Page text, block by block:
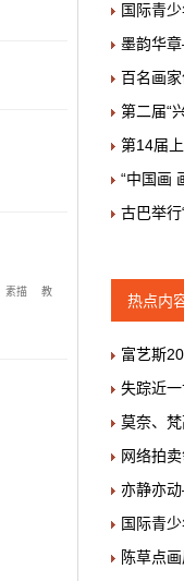
素描
教
国际青
墨韵华
百名画
第二届“
第14届
“中国画
古巴举行
热点内
富艺斯
失踪近
莫奈、
网络拍
亦静亦
国际青
陈草点